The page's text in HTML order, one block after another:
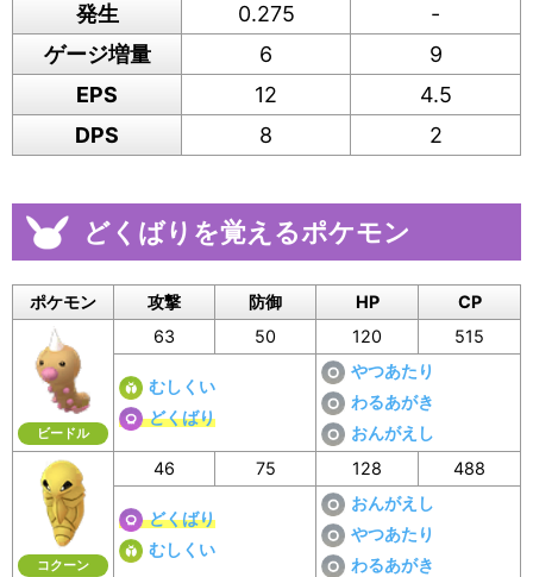
発生
0.275
-
ゲージ増量
6
9
EPS
12
4.5
DPS
8 2
どくばりを覚えるポケモン
ポケモン 攻撃 防御 HP CP
ビードル
63 50 120 515
むしくい
どくばり
やつあたり
わるあがき
おんがえし
コクーン
46 75 128 488
どくばり
むしくい
おんがえし
やつあたり
わるあがき